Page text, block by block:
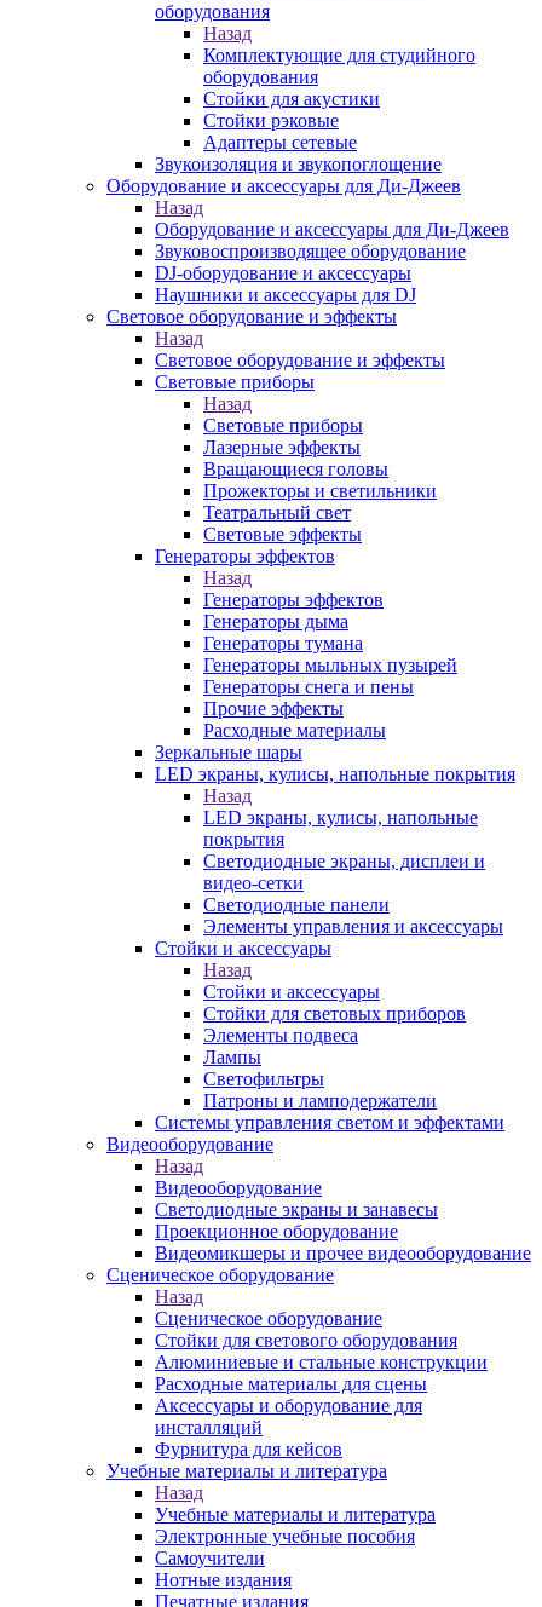
оборудования
Назад
Комплектующие для студийного
оборудования
Стойки для акустики
Стойки рэковые
Адаптеры сетевые
Звукоизоляция и звукопоглощение
Оборудование и аксессуары для Ди-Джеев
Назад
Оборудование и аксессуары для Ди-Джеев
Звуковоспроизводящее оборудование
DJ-оборудование и аксессуары
Наушники и аксессуары для DJ
Световое оборудование и эффекты
Назад
Световое оборудование и эффекты
Световые приборы
Назад
Световые приборы
Лазерные эффекты
Вращающиеся головы
Прожекторы и светильники
Театральный свет
Световые эффекты
Генераторы эффектов
Назад
Генераторы эффектов
Генераторы дыма
Генераторы тумана
Генераторы мыльных пузырей
Генераторы снега и пены
Прочие эффекты
Расходные материалы
Зеркальные шары
LED экраны, кулисы, напольные покрытия
Назад
LED экраны, кулисы, напольные
покрытия
Светодиодные экраны, дисплеи и
видео-сетки
Светодиодные панели
Элементы управления и аксессуары
Стойки и аксессуары
Назад
Стойки и аксессуары
Стойки для световых приборов
Элементы подвеса
Лампы
Светофильтры
Патроны и ламподержатели
Системы управления светом и эффектами
Видеооборудование
Назад
Видеооборудование
Светодиодные экраны и занавесы
Проекционное оборудование
Видеомикшеры и прочее видеооборудование
Сценическое оборудование
Назад
Сценическое оборудование
Стойки для светового оборудования
Алюминиевые и стальные конструкции
Расходные материалы для сцены
Аксессуары и оборудование для
инсталляций
Фурнитура для кейсов
Учебные материалы и литература
Назад
Учебные материалы и литература
Электронные учебные пособия
Самоучители
Нотные издания
Печатные издания